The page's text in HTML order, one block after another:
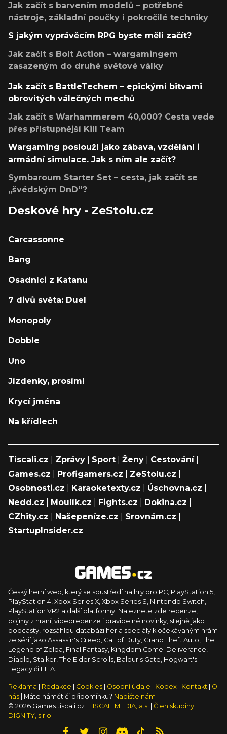
Jak začít s barvením modelů – potřebné
nástroje, základní poučky i pokročilé techniky
S jakým vyprávěcím RPG byste měli začít?
Jak začít s Bolt Action – wargamingem
zasazeným do druhé světové války
Jak začít s BattleTechem – epickými bitvami
obrovitých válečných mechů
Jak začít s Warhammerem 40,000? Cesta vede
přes přístupnější Kill Team
Wargaming poslouží jako zábava, vzdělání i
armádní simulace. Jak s ním ale začít?
Symbaroum Starter Set – cesta, jak začít se
„švédským DnD“?
Deskové hry - ZeStolu.cz
Carcassonne
Bang
Osadníci z Katanu
7 divů světa: Duel
Monopoly
Dobble
Uno
Jízdenky, prosím!
Krycí jména
Na křídlech
Tiscali.cz Zprávy Sport Ženy Cestování|
Games.cz
Profigamers.cz ZeStolu.cz
Osobnosti.cz
Karaoketexty.cz Úschovna.cz
Nedd.cz
Moulík.cz Fights.cz Dokina.cz
CZhity.cz
Našepeníze.cz Srovnám.cz
StartupInsider.cz
Český herní web, který se soustředí na hry pro PC, PlayStation 5,
PlayStation 4, Xbox Series X, Xbox Series S, Nintendo Switch,
PlayStation VR2 a další platformy. Naleznete zde recenze,
dojmy z hraní, videorecenze i pravidelné novinky, stejně jako
podcasty, rozsáhlou databázi her a speciály k očekávaným hrám
ze sérií jako Assassin's Creed, Call of Duty, Grand Theft Auto, The
Legend of Zelda, Final Fantasy, Kingdom Come: Deliverance,
Diablo, Stalker, The Elder Scrolls, Baldur's Gate, Hogwart's
Legacy či FIFA.
Reklama Redakce Cookies Osobní údaje Kodex Kontakt
O
nás
| Máte námět či připomínku? Napište nám
© 2026 Games.tiscali.cz | TISCALI MEDIA, a.s.
Člen skupiny
DIGNITY, s.r.o.